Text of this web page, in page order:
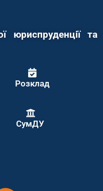
юриспруденції та
Розклад
СумДУ